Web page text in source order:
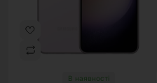
В наявності